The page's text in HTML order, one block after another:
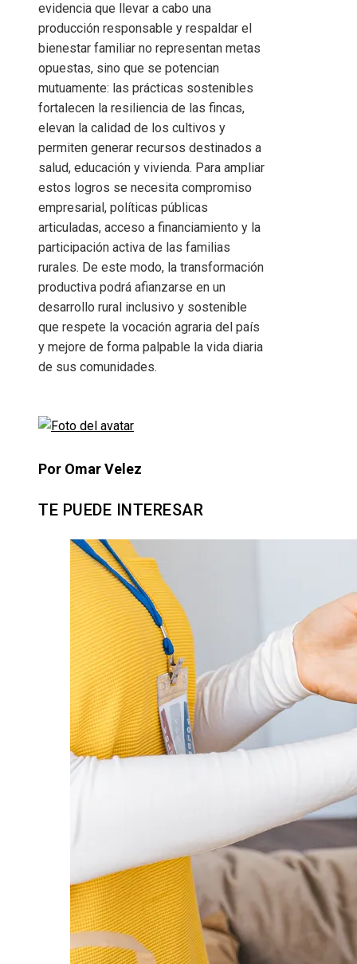
evidencia que llevar a cabo una
producción responsable y respaldar el
bienestar familiar no representan metas
opuestas, sino que se potencian
mutuamente: las prácticas sostenibles
fortalecen la resiliencia de las fincas,
elevan la calidad de los cultivos y
permiten generar recursos destinados a
salud, educación y vivienda. Para ampliar
estos logros se necesita compromiso
empresarial, políticas públicas
articuladas, acceso a financiamiento y la
participación activa de las familias
rurales. De este modo, la transformación
productiva podrá afianzarse en un
desarrollo rural inclusivo y sostenible
que respete la vocación agraria del país
y mejore de forma palpable la vida diaria
de sus comunidades.
Por Omar Velez
TE PUEDE INTERESAR